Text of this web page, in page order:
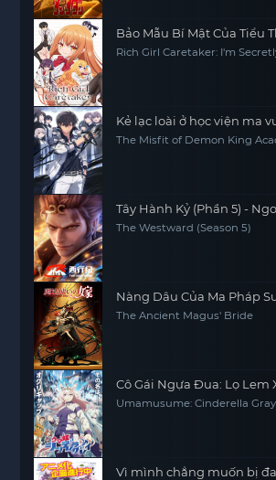
Bảo Mẫu Bí Mật Của Tiểu
Rich Girl Caretaker: I'm
Kẻ lạc loài ở học viện ma
The Misfit of Demon King
Tây Hành Kỷ (Phần 5) -
The Westward (Season 5)
Nàng Dâu Của Ma Pháp
The Ancient Magus' Bride
Cô Gái Ngựa Đua: Lọ Lem
Umamusume: Cinderella Gray
Vì mình chẳng muốn bị